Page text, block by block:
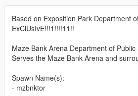
Based on Exposition Park Department
ExClUsIvE!!!1!!!!11!!
Maze Bank Arena Department of
Serves the Maze Bank Arena and
Spawn Name(s):
- mzbnktor